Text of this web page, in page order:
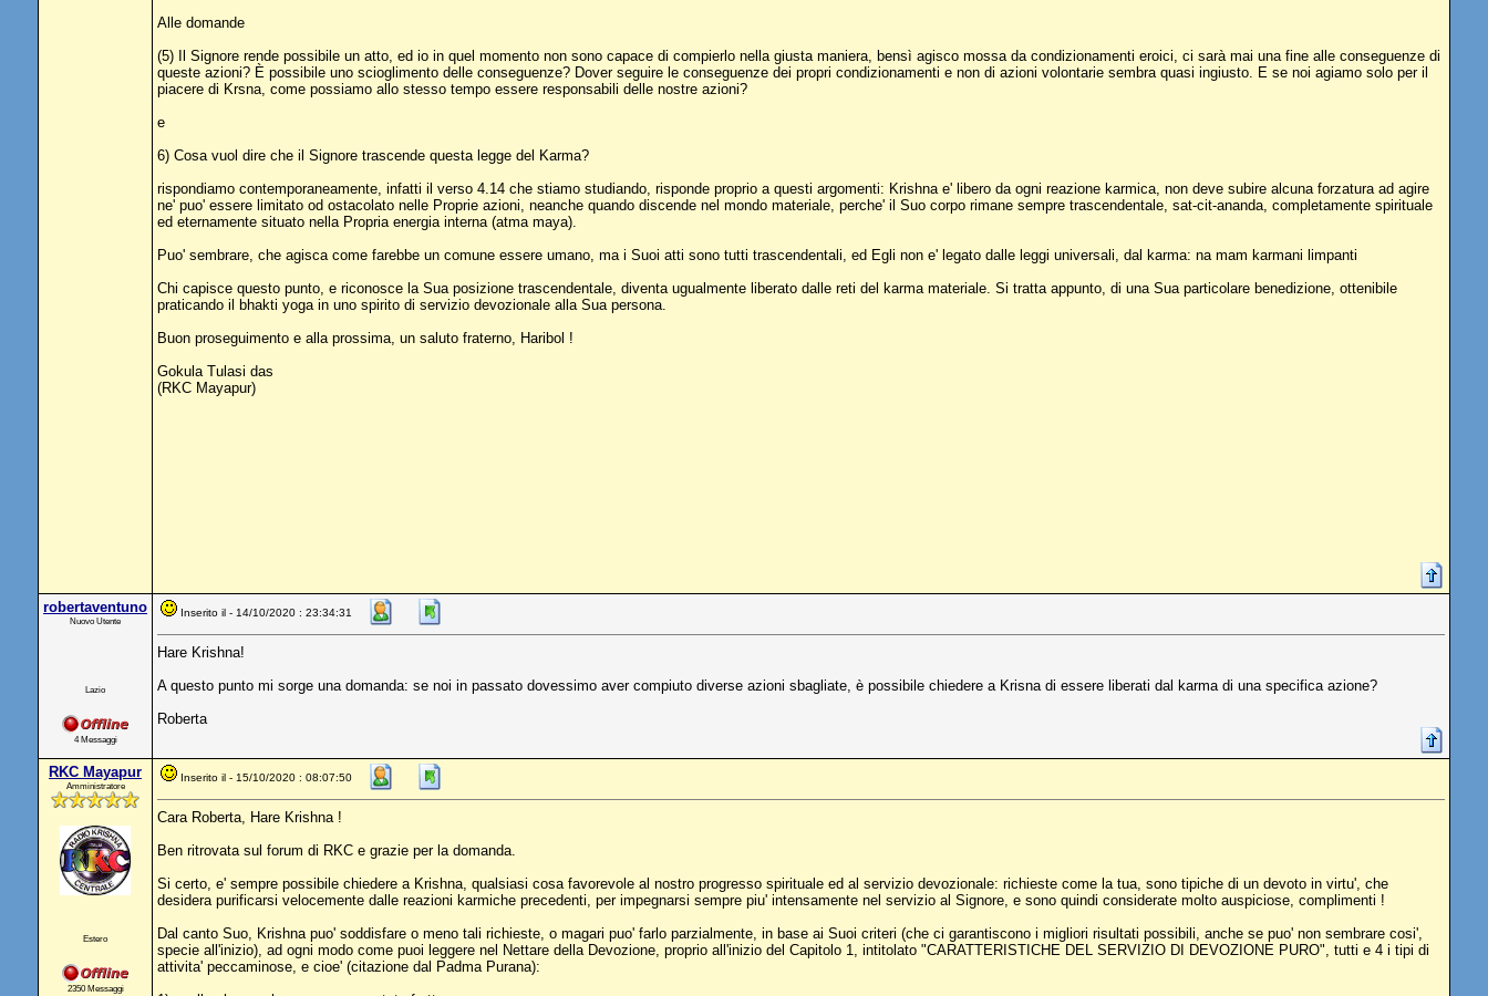
Alle domande
(5) Il Signore rende possibile un atto, ed io in quel momento non sono capace di compierlo nella giusta maniera, bensì agisco mossa da condizionamenti eroici, ci sarà mai una fine alle conseguenze di
queste azioni? È possibile uno scioglimento delle conseguenze? Dover seguire le conseguenze dei propri condizionamenti e non di azioni volontarie sembra quasi ingiusto. E se noi agiamo solo per il
piacere di Krsna, come possiamo allo stesso tempo essere responsabili delle nostre azioni?
e
6) Cosa vuol dire che il Signore trascende questa legge del Karma?
rispondiamo contemporaneamente, infatti il verso 4.14 che stiamo studiando, risponde proprio a questi argomenti: Krishna e' libero da ogni reazione karmica, non deve subire alcuna forzatura ad agire
ne' puo' essere limitato od ostacolato nelle Proprie azioni, neanche quando discende nel mondo materiale, perche' il Suo corpo rimane sempre trascendentale, sat-cit-ananda, completamente spirituale
ed eternamente situato nella Propria energia interna (atma maya).
Puo' sembrare, che agisca come farebbe un comune essere umano, ma i Suoi atti sono tutti trascendentali, ed Egli non e' legato dalle leggi universali, dal karma: na mam karmani limpanti
Chi capisce questo punto, e riconosce la Sua posizione trascendentale, diventa ugualmente liberato dalle reti del karma materiale. Si tratta appunto, di una Sua particolare benedizione, ottenibile
praticando il bhakti yoga in uno spirito di servizio devozionale alla Sua persona.
Buon proseguimento e alla prossima, un saluto fraterno, Haribol !
Gokula Tulasi das
(RKC Mayapur)
robertaventuno
Nuovo Utente
Lazio
4 Messaggi
Inserito il - 14/10/2020 : 23:34:31
Hare Krishna!
A questo punto mi sorge una domanda: se noi in passato dovessimo aver compiuto diverse azioni sbagliate, è possibile chiedere a Krisna di essere liberati dal karma di una specifica azione?
Roberta
RKC Mayapur
Amministratore
Estero
2350 Messaggi
Inserito il - 15/10/2020 : 08:07:50
Cara Roberta, Hare Krishna !
Ben ritrovata sul forum di RKC e grazie per la domanda.
Si certo, e' sempre possibile chiedere a Krishna, qualsiasi cosa favorevole al nostro progresso spirituale ed al servizio devozionale: richieste come la tua, sono tipiche di un devoto in virtu', che
desidera purificarsi velocemente dalle reazioni karmiche precedenti, per impegnarsi sempre piu' intensamente nel servizio al Signore, e sono quindi considerate molto auspiciose, complimenti !
Dal canto Suo, Krishna puo' soddisfare o meno tali richieste, o magari puo' farlo parzialmente, in base ai Suoi criteri (che ci garantiscono i migliori risultati possibili, anche se puo' non sembrare cosi',
specie all'inizio), ad ogni modo come puoi leggere nel Nettare della Devozione, proprio all'inizio del Capitolo 1, intitolato "CARATTERISTICHE DEL SERVIZIO DI DEVOZIONE PURO", tutti e 4 i tipi di
attivita' peccaminose, e cioe' (citazione dal Padma Purana):